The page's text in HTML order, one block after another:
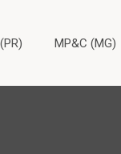
MP&C (MG)